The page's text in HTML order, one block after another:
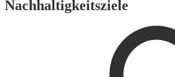
Nachhaltigkeitsziele